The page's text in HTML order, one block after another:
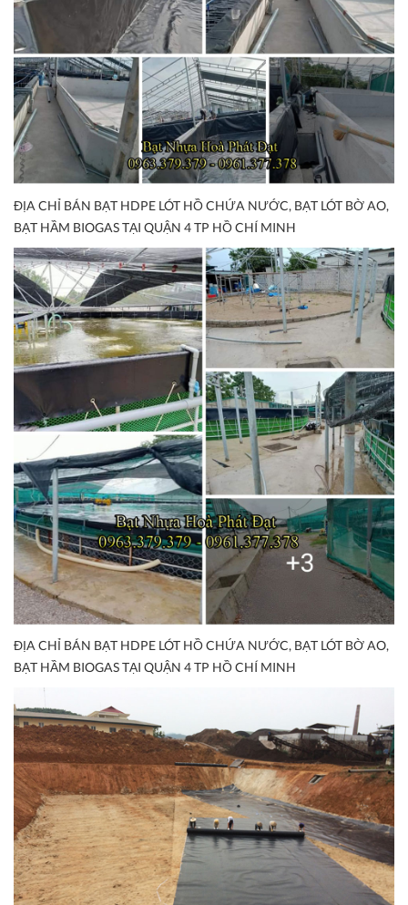
ĐỊA CHỈ BÁN BẠT HDPE LÓT HỒ CHỨA NƯỚC, BẠT LÓT BỜ AO,
BẠT HẦM BIOGAS TẠI QUẬN 4 TP HỒ CHÍ MINH
ĐỊA CHỈ BÁN BẠT HDPE LÓT HỒ CHỨA NƯỚC, BẠT LÓT BỜ AO,
BẠT HẦM BIOGAS TẠI QUẬN 4 TP HỒ CHÍ MINH